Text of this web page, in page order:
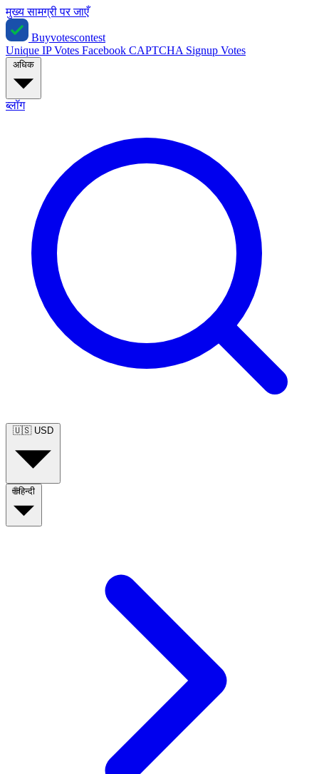
मुख्य सामग्री पर जाएँ
Buyvotescontest
Unique IP Votes Facebook CAPTCHA Signup Votes
ब्लॉग
🇺🇸 USD
🌐हिन्दी